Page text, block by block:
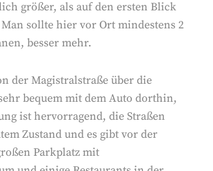
größer, als auf den ersten Blick
sollte hier vor Ort mindestens 2
besser mehr.
der Magistralstraße über die
bequem mit dem Auto dorthin,
ist hervorragend, die Straßen
Zustand und es gibt vor der
Parkplatz mit